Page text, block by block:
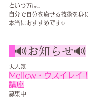
という方は、
自分で自分を癒せる技術を身
本当におすすめです✨
🔊お知らせ🔊
大人気
Mellow・ウスイレイ
講座
募集中！